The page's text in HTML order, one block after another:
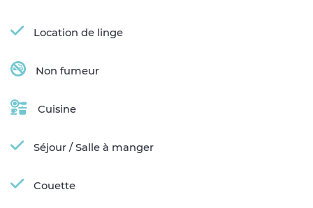
Location de linge
Non fumeur
Cuisine
Séjour / Salle à manger
Couette